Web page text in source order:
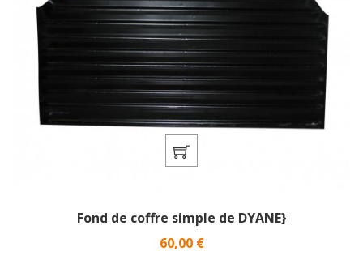
Fond de coffre simple de DYANE}
Prix
60,00 €